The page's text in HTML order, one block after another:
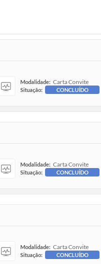
Modalidade: Carta Convite
Situação: CONCLUÍDO
Modalidade: Carta Convite
Situação: CONCLUÍDO
Modalidade: Carta Convite
Situação: CONCLUÍDO